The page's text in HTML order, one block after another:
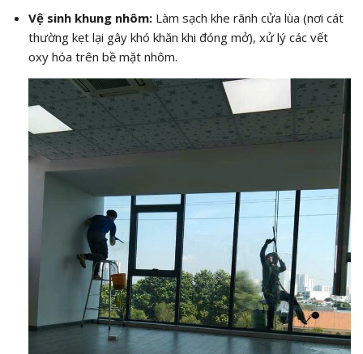
Vệ sinh khung nhôm:Làm sạch khe rãnh cửa lùa (nơi cát
thường kẹt lại gây khó khăn khi đóng mở), xử lý các vết
oxy hóa trên bề mặt nhôm.